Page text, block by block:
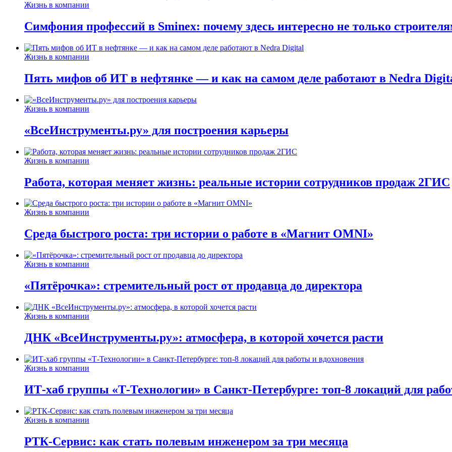
Жизнь в компании
Симфония профессий в Sminex: почему здесь интересно не только
Жизнь в компании
Пять мифов об ИТ в нефтянке — и как на самом деле работают в Nedra
Жизнь в компании
«ВсеИнструменты.ру» для построения карьеры
Жизнь в компании
Работа, которая меняет жизнь: реальные истории сотрудников продаж 2ГИС
Жизнь в компании
Среда быстрого роста: три истории о работе в «Магнит OMNI»
Жизнь в компании
«Пятёрочка»: стремительный рост от продавца до директора
Жизнь в компании
ДНК «ВсеИнструменты.ру»: атмосфера, в которой хочется расти
Жизнь в компании
ИТ-хаб группы «Т-Технологии» в Санкт-Петербурге: топ-8 локаций для
Жизнь в компании
РТК-Сервис: как стать полевым инженером за три месяца